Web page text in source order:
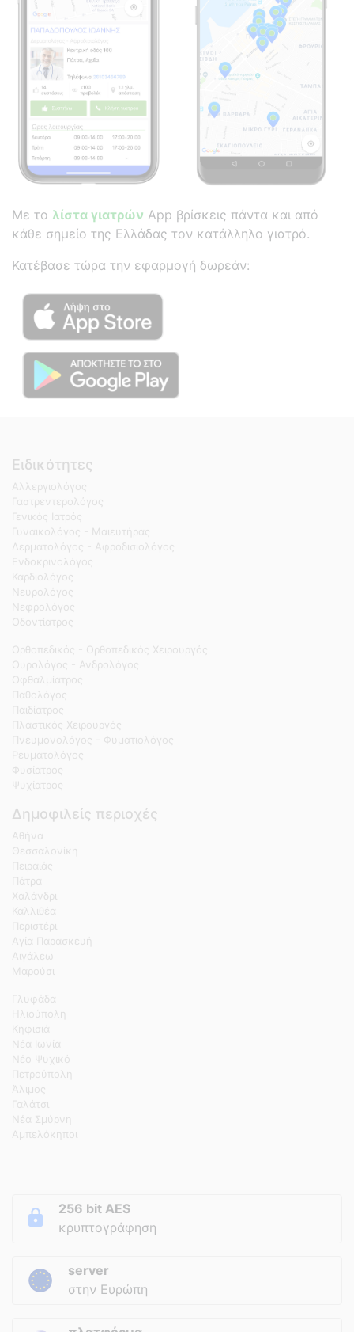
Με το λίστα γιατρών App βρίσκεις πάντα και από
κάθε σημείο της Ελλάδας τον κατάλληλο γιατρό.
Κατέβασε τώρα την εφαρμογή δωρεάν:
Ειδικότητες
Αλλεργιολόγος
Γαστρεντερολόγος
Γενικός Ιατρός
Γυναικολόγος - Μαιευτήρας
Δερματολόγος - Αφροδισιολόγος
Ενδοκρινολόγος
Καρδιολόγος
Νευρολόγος
Νεφρολόγος
Οδοντίατρος
Ορθοπεδικός - Ορθοπεδικός Χειρουργός
Ουρολόγος - Ανδρολόγος
Οφθαλμίατρος
Παθολόγος
Παιδίατρος
Πλαστικός Χειρουργός
Πνευμονολόγος - Φυματιολόγος
Ρευματολόγος
Φυσίατρος
Ψυχίατρος
Δημοφιλείς περιοχές
Αθήνα
Θεσσαλονίκη
Πειραιάς
Πάτρα
Χαλάνδρι
Καλλιθέα
Περιστέρι
Αγία Παρασκευή
Αιγάλεω
Μαρούσι
Γλυφάδα
Ηλιούπολη
Κηφισιά
Νέα Ιωνία
Νέο Ψυχικό
Πετρούπολη
Άλιμος
Γαλάτσι
Νέα Σμύρνη
Αμπελόκηποι
256 bit AES
κρυπτογράφηση
server
στην Ευρώπη